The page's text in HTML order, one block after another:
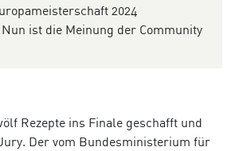
2024
ist die Meinung der Community
Rezepte ins Finale geschafft und
Der vom Bundesministerium für